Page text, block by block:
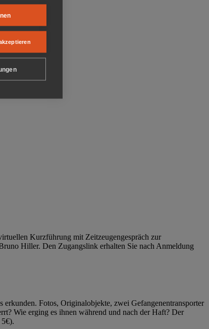
Kurzführung mit Zeitzeugengespräch zur
Hiller. Den Zugangslink erhalten Sie nach Anmeldung
Fotos, Originalobjekte, zwei Gefangenentransporter
Wie erging es ihnen während und nach der Haft? Der